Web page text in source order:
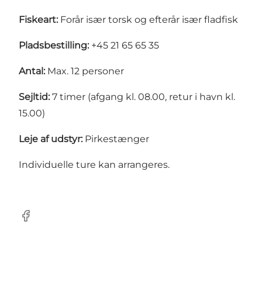
Fiskeart: Forår især torsk og efterår især fladfisk
Pladsbestilling: +45 21 65 65 35
Antal: Max. 12 personer
Sejltid: 7 timer (afgang kl. 08.00, retur i havn kl.
15.00)
Leje af udstyr: Pirkestænger
Individuelle ture kan arrangeres.
Facebook